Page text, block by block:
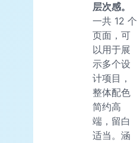
层次感。
一共 12 个
页面，可
以用于展
示多个设
计项目，
整体配色
简约高
端，留白
适当。涵